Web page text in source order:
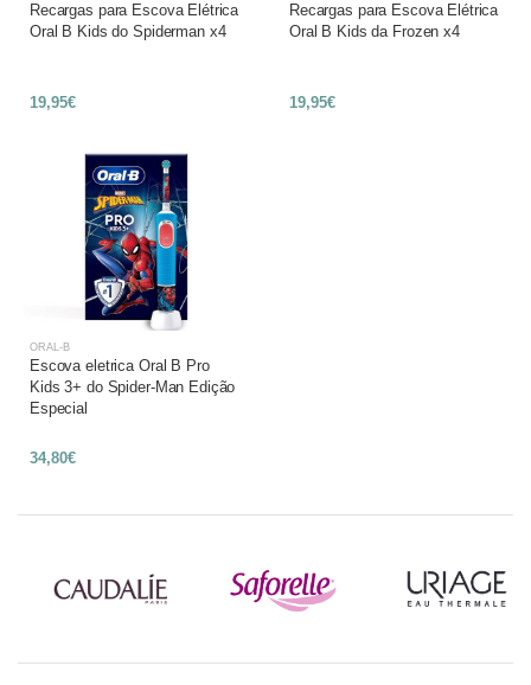
Recargas para Escova Elétrica
Oral B Kids do Spiderman x4
19,95€
Recargas para Escova Elétrica
Oral B Kids da Frozen x4
19,95€
ORAL-B
Escova eletrica Oral B Pro
Kids 3+ do Spider-Man Edição
Especial
34,80€